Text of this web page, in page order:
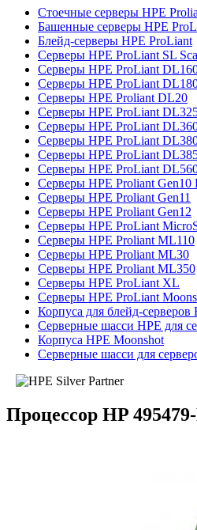
Стоечные серверы HPE
Башенные серверы HPE
Блейд-серверы HPE ProLiant
Серверы HPE ProLiant SL
Серверы HPE ProLiant
Серверы HPE ProLiant
Серверы HPE Proliant DL20
Серверы HPE ProLiant
Серверы HPE ProLiant
Серверы HPE ProLiant
Серверы HPE ProLiant
Серверы HPE ProLiant
Серверы HPE Proliant Gen10
Серверы HPE Proliant Gen11
Серверы HPE Proliant Gen12
Серверы HPE ProLiant
Серверы HPE Proliant ML110
Серверы HPE Proliant ML30
Серверы HPE Proliant ML350
Серверы HPE ProLiant XL
Серверы HPE ProLiant
Корпуса для блейд-серверов
Серверные шасси HPE для
Корпуса HPE Moonshot
Серверные шасси для
Процессор HP